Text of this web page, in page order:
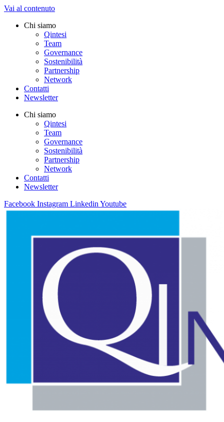
Vai al contenuto
Chi siamo
Qintesi
Team
Governance
Sostenibilità
Partnership
Network
Contatti
Newsletter
Chi siamo
Qintesi
Team
Governance
Sostenibilità
Partnership
Network
Contatti
Newsletter
Facebook Instagram Linkedin Youtube